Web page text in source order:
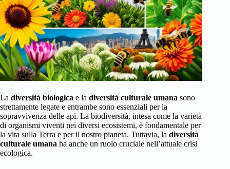
La diversità biologica e la diversità culturale umana sono
strettamente legate e entrambe sono essenziali per la
sopravvivenza delle api. La biodiversità, intesa come la varietà
di organismi viventi nei diversi ecosistemi, è fondamentale per
la vita sulla Terra e per il nostro pianeta. Tuttavia, la diversità
culturale umana ha anche un ruolo cruciale nell’attuale crisi
ecologica.